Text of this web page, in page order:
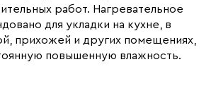
14,25
Комплекты Обогрев Люкс
100PL
работ. Нагревательное
для укладки на кухне, в
прихожей и других помещениях,
повышенную влажность.